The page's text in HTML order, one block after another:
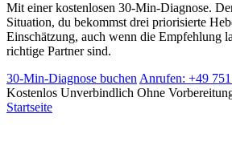
Mit einer kostenlosen 30-Min-Diagnose.
Situation, du bekommst drei priorisierte
Einschätzung, auch wenn die Empfehlung
richtige Partner sind.
30-Min-Diagnose buchenAnrufen: +49
Kostenlos Unverbindlich Ohne
Startseite